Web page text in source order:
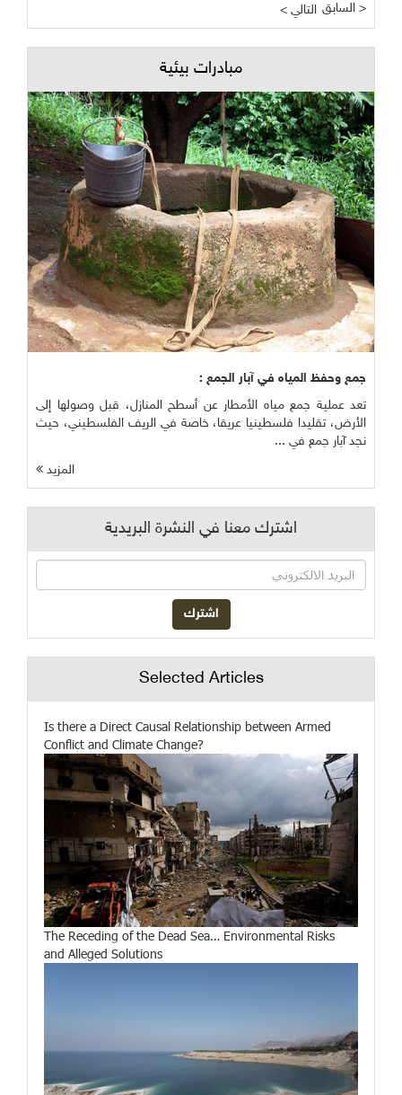
< التالي السابق >
مبادرات بيئية
جمع وحفظ المياه في آبار الجمع :
تعد عملية جمع مياه الأمطار عن أسطح المنازل، قبل وصولها إلى
الأرض، تقليدا فلسطينيا عريقا، خاصة في الريف الفلسطيني، حيث
نجد آبار جمع في ...
المزيد
اشترك معنا في النشرة البريدية
Selected Articles
Is there a Direct Causal Relationship between Armed
Conflict and Climate Change?
The Receding of the Dead Sea… Environmental Risks
and Alleged Solutions